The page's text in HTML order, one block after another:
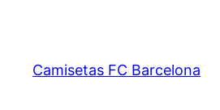
Camisetas FC Barcelona